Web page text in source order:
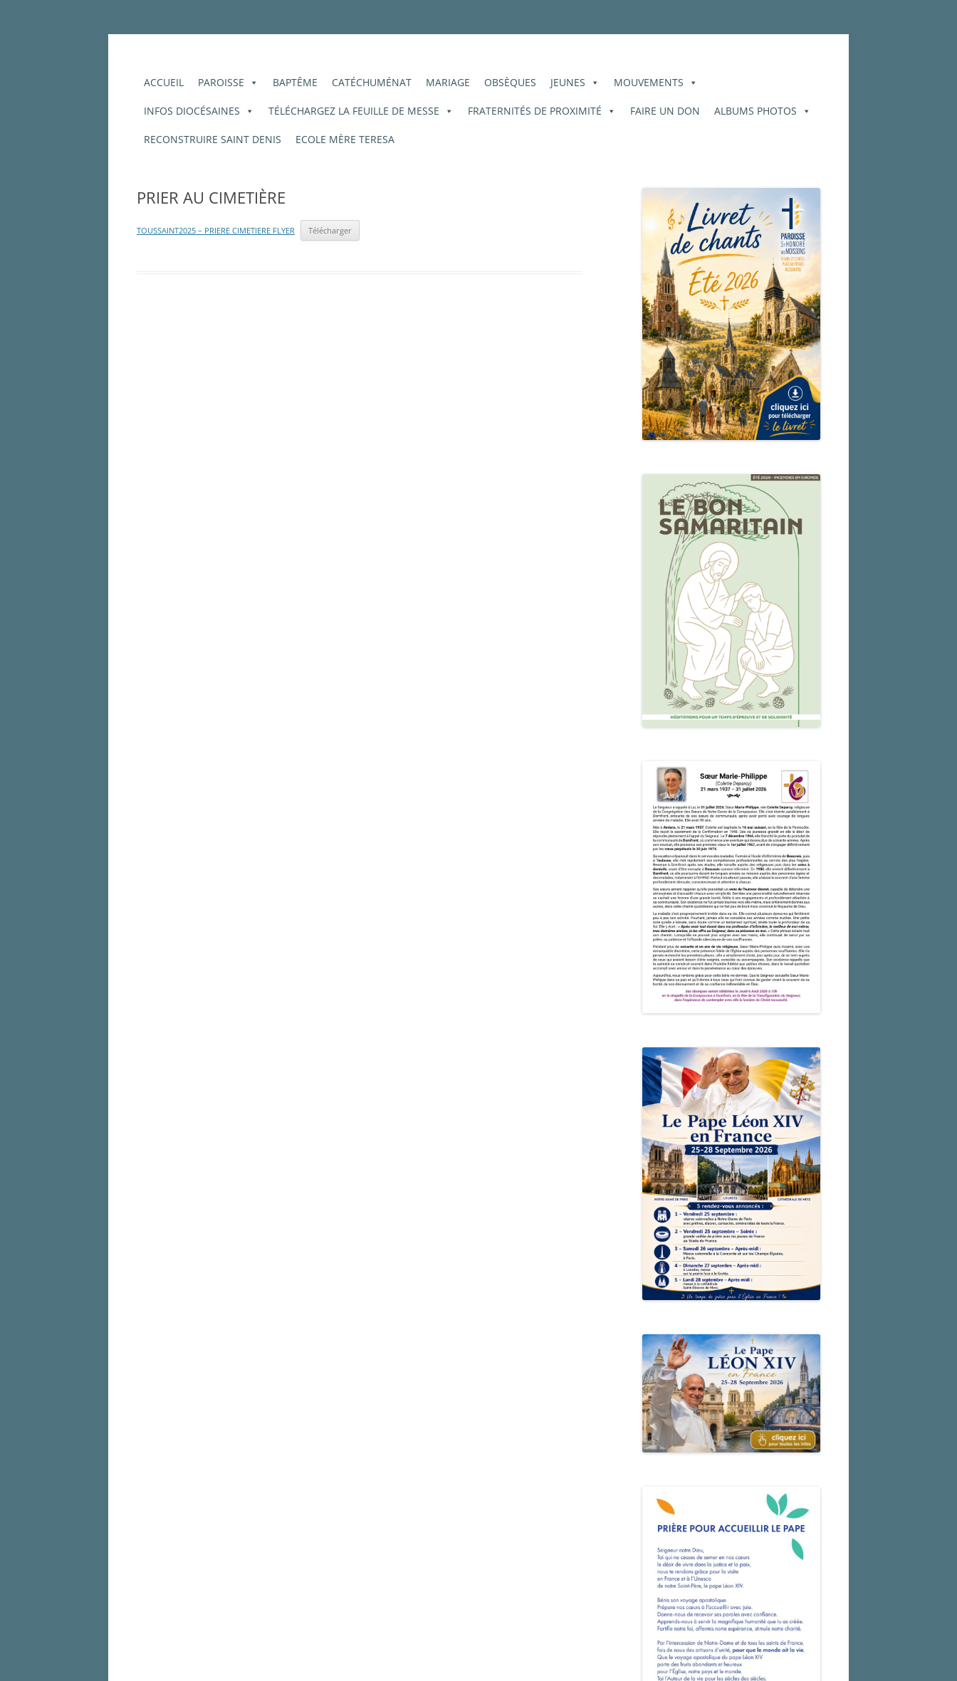
Aller
ACCUEIL PAROISSE BAPTÊME CATÉCHUMÉNAT MARIAGE OBSÈQUES JEUNES MOUVEMENTS
INFOS DIOCÉSAINES TÉLÉCHARGEZ LA FEUILLE DE MESSE FRATERNITÉS DE PROXIMITÉ FAIRE UN DON ALBUMS PHOTOS
RECONSTRUIRE SAINT DENIS ECOLE MÈRE TERESA
PRIER AU CIMETIÈRE
TOUSSAINT2025 – PRIERE CIMETIERE FLYER Télécharger